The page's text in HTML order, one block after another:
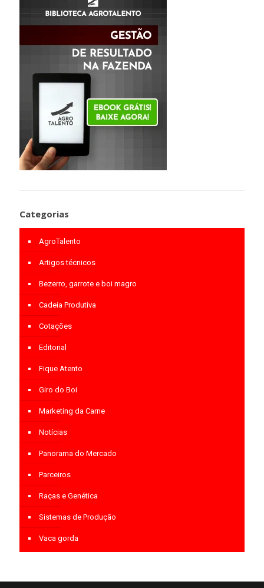
Categorias
AgroTalento
Artigos técnicos
Bezerro, garrote e boi magro
Cadeia Produtiva
Cotações
Editorial
Fique Atento
Giro do Boi
Marketing da Carne
Notícias
Panorama do Mercado
Parceiros
Raças e Genética
Sistemas de Produção
Vaca gorda